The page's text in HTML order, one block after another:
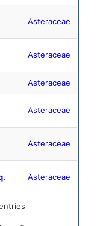
Asteraceae
Asteraceae
Asteraceae
Asteraceae
Asteraceae
Asteraceae